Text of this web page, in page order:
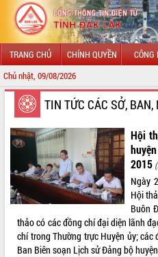
TRANG CHỦ CHÍNH QUYỀN CÔNG
Chủ nhật, 09/08/2026
GIỚI THIỆU
LÃNH ĐẠO UBND TỈNH
TIN TỨC SỰ KIỆN
SỞ, BAN, NGÀNH
THÔNG TIN CHỈ ĐẠO ĐIỀU HÀNH
TIN TỨC CÁC SỞ, BAN,
Hội
2015
Ngày
Hội
Buôn
thảo có các đồng chí đại diện lãnh
chí trong Thường trực Huyện ủy; các
Ban Biên soạn Lịch sử Đảng bộ